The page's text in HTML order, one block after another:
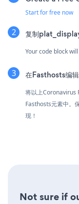
Start for free now
复制
Your code block
在Fasthosts编
将以上Coronavirus
Fasthosts元素中。
现！
Not sure if